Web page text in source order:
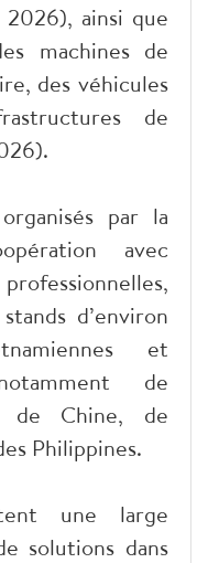
ainsi que
machines de
des véhicules
de
par la
avec
d’environ
et
de
de Chine, de
Philippines.
une large
solutions dans